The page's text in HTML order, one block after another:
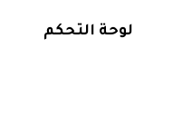
لوحة التحكم